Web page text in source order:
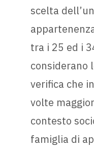
scelta
tra i 25 ed i
considerano
verifica che
volte
contesto
famiglia di